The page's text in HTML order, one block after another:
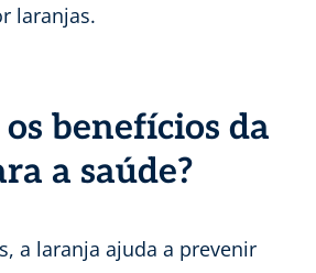
laranjas.
benefícios da
a saúde?
a laranja ajuda a prevenir